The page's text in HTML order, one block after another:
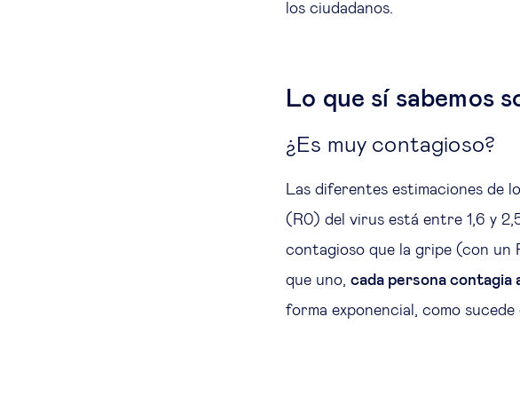
los ciudadanos.
Lo que sí sabemos
¿Es muy contagioso?
Las diferentes estimaciones de
(R0) del virus está entre 1,6 y
contagioso que la gripe (con un
que uno, cada persona contagia
forma exponencial, como